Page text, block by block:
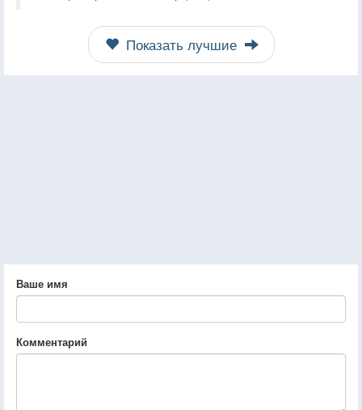
Показать лучшие
Ваше имя
Комментарий